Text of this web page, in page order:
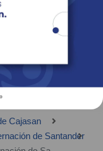
Servicios En Línea
Cajasan
de Santander